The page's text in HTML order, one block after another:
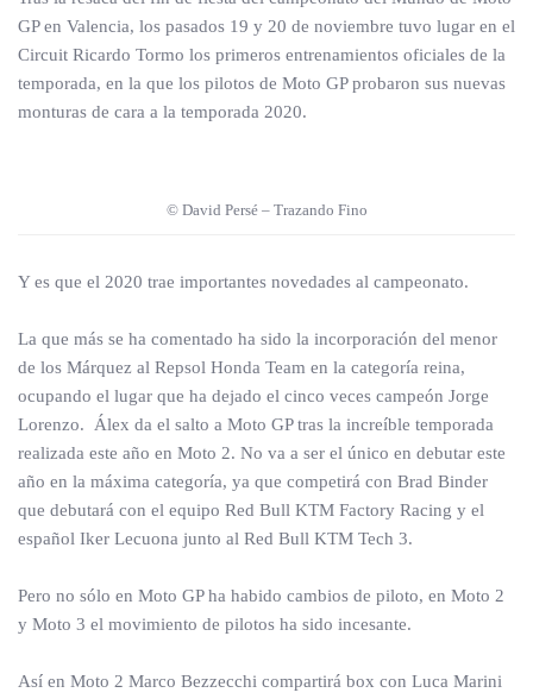
GP en Valencia, los pasados 19 y 20 de noviembre tuvo lugar en el
Circuit Ricardo Tormo los primeros entrenamientos oficiales de la
temporada, en la que los pilotos de Moto GP probaron sus nuevas
monturas de cara a la temporada 2020.
© David Persé – Trazando Fino
Y es que el 2020 trae importantes novedades al campeonato.
La que más se ha comentado ha sido la incorporación del menor
de los Márquez al Repsol Honda Team en la categoría reina,
ocupando el lugar que ha dejado el cinco veces campeón Jorge
Lorenzo. Álex da el salto a Moto GP tras la increíble temporada
realizada este año en Moto 2. No va a ser el único en debutar este
año en la máxima categoría, ya que competirá con Brad Binder
que debutará con el equipo Red Bull KTM Factory Racing y el
español Iker Lecuona junto al Red Bull KTM Tech 3.
Pero no sólo en Moto GP ha habido cambios de piloto, en Moto 2
y Moto 3 el movimiento de pilotos ha sido incesante.
Así en Moto 2 Marco Bezzecchi compartirá box con Luca Marini